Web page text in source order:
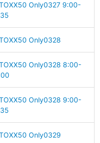
Only0327 9:00-
Only0328
Only0328 8:00-
Only0328 9:00-
Only0329